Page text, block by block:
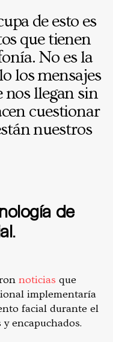
de esto es
que tienen
No es la
los mensajes
nos llegan sin
cuestionar
nuestros
de
noticias que
implementaría
facial durante el
encapuchados.